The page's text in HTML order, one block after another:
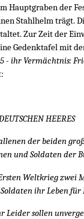
Hauptgraben der
Stahlhelm trägt.
Zur Zeit der
Gedenktafel mit
- ihr Vermächtnis:
HEERES
der beiden
und Soldaten der
Weltkrieg zwei
ihr Leben für
sollen